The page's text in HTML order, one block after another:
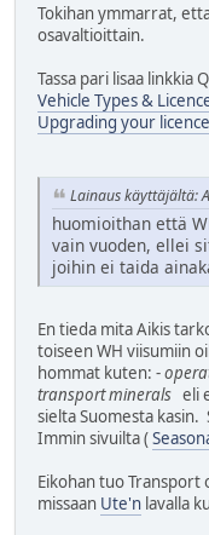
Tokihan ymmarrat,
osavaltioittain.
Tassa pari lisaa linkkia
Vehicle Types &
Upgrading your
Lainaus käyttäjältä:
huomioithan että
vain vuoden, ellei
joihin ei taida
En tieda mita Aikis
toiseen WH viisumiin
hommat kuten: -
transport minerals eli
sielta Suomesta
Immin sivuilta (
Eikohan tuo Transport
missaan Ute'n lavalla